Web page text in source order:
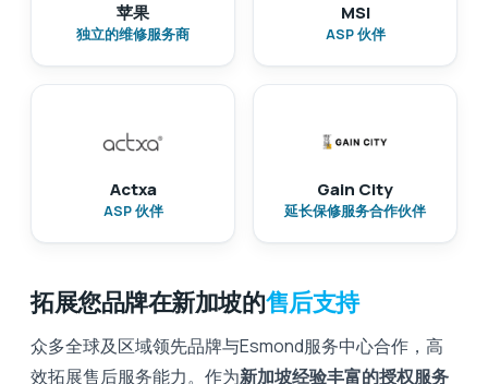
苹果
独立的维修服务商
MSI
ASP 伙伴
Actxa
ASP 伙伴
Gain City
延长保修服务合作伙伴
拓展您品牌在新加坡的售后支持
众多全球及区域领先品牌与Esmond服务中心合作，高
效拓展售后服务能力。作为新加坡经验丰富的授权服务